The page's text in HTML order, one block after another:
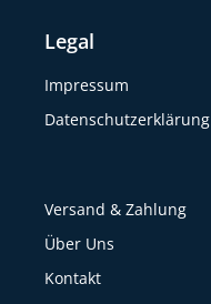
Legal
Impressum
Datenschutzerklärung
Versand & Zahlung
Über Uns
Kontakt